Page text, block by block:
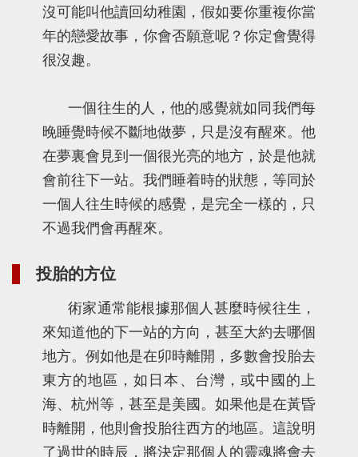
沒可能叫他讀回幼稚園，假如要你重複你當
年的戀愛故事，你會否願意呢？你定會覺得
很沒趣。
一個往生的人，他的感覺就如同我們每
晚睡覺時候不斷地做夢，只是沒有醒來。他
在夢裏會見到一個很光亮的地方，於是他就
會前往下一站。我們睡着時的狀態，等同於
一個人往生時候的感覺，是完全一樣的，只
不過我們會再醒來。
投胎的方位
術家通常能根據那個人甚麼時候往生，
來知道他的下一站的方向，甚至大約去哪個
地方。例如他是在卯時離開，多數會投胎去
東方的地區，如日本、台灣，或中國的上
海、杭州等，甚至是美國。如果他是在黃昏
時離開，他則會投胎往西方的地區。這說明
了過世的時辰，將決定那個人的靈魂將會去